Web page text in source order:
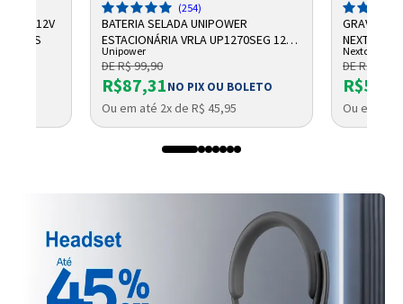
12V
(254)
BATERIA SELADA UNIPOWER
ESTACIONÁRIA VRLA UP1270SEG 12V
7AH F187
Unipower
DE R$ 99,90
R$87,31NO PIX OU BOLETO
Ou em até 2x de R$ 45,95
NEXTTECH
Nextcall
DE R$
Ou em até